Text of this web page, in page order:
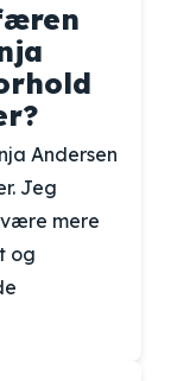
Andersen
Jeg
mere
og